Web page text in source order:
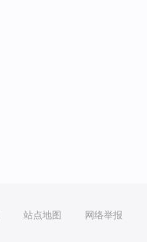
站点地图 网络举报